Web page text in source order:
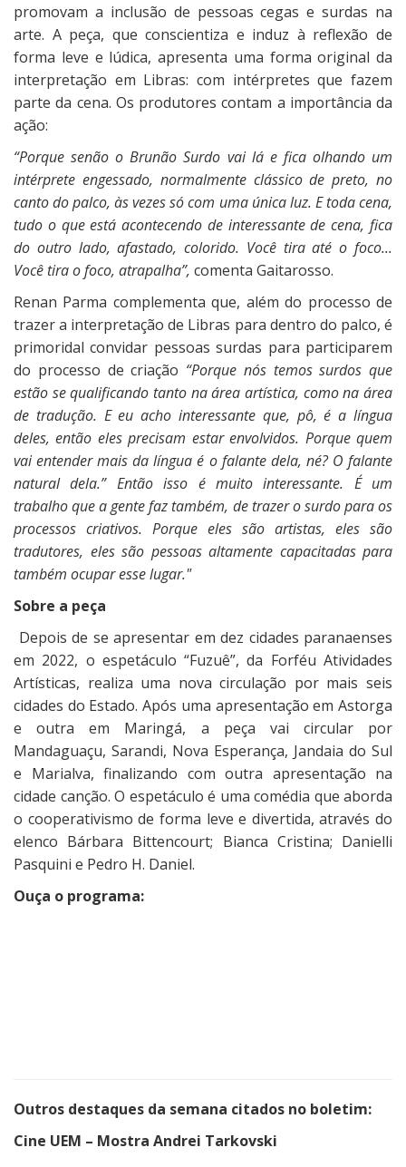
promovam a inclusão de pessoas cegas e surdas na
arte. A peça, que conscientiza e induz à reflexão de
forma leve e lúdica, apresenta uma forma original da
interpretação em Libras: com intérpretes que fazem
parte da cena. Os produtores contam a importância da
ação:
“Porque senão o Brunão Surdo vai lá e fica olhando um
intérprete engessado, normalmente clássico de preto, no
canto do palco, às vezes só com uma única luz. E toda cena,
tudo o que está acontecendo de interessante de cena, fica
do outro lado, afastado, colorido. Você tira até o foco...
Você tira o foco, atrapalha”, comenta Gaitarosso.
Renan Parma complementa que, além do processo de
trazer a interpretação de Libras para dentro do palco, é
primoridal convidar pessoas surdas para participarem
do processo de criação “Porque nós temos surdos que
estão se qualificando tanto na área artística, como na área
de tradução. E eu acho interessante que, pô, é a língua
deles, então eles precisam estar envolvidos. Porque quem
vai entender mais da língua é o falante dela, né? O falante
natural dela.” Então isso é muito interessante. É um
trabalho que a gente faz também, de trazer o surdo para os
processos criativos. Porque eles são artistas, eles são
tradutores, eles são pessoas altamente capacitadas para
também ocupar esse lugar."
Sobre a peça
Depois de se apresentar em dez cidades paranaenses
em 2022, o espetáculo “Fuzuê”, da Forféu Atividades
Artísticas, realiza uma nova circulação por mais seis
cidades do Estado. Após uma apresentação em Astorga
e outra em Maringá, a peça vai circular por
Mandaguaçu, Sarandi, Nova Esperança, Jandaia do Sul
e Marialva, finalizando com outra apresentação na
cidade canção. O espetáculo é uma comédia que aborda
o cooperativismo de forma leve e divertida, através do
elenco Bárbara Bittencourt; Bianca Cristina; Danielli
Pasquini e Pedro H. Daniel.
Ouça o programa:
Outros destaques da semana citados no boletim:
Cine UEM – Mostra Andrei Tarkovski